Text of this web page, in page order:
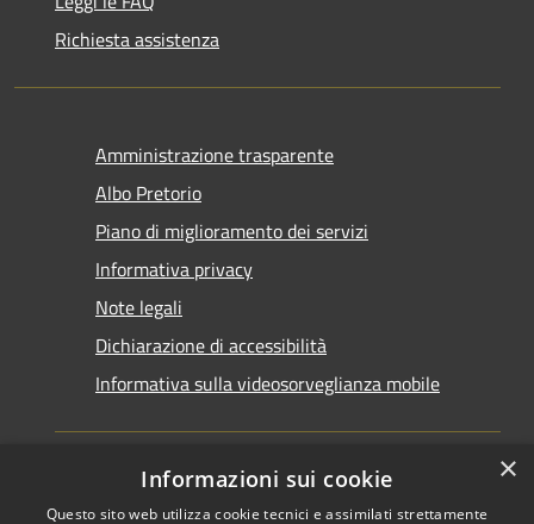
Richiesta assistenza
Amministrazione trasparente
Albo Pretorio
Piano di miglioramento dei servizi
Informativa privacy
Note legali
Dichiarazione di accessibilità
Informativa sulla videosorveglianza mobile
×
Informazioni sui cookie
Questo sito web utilizza cookie tecnici e assimilati strettamente